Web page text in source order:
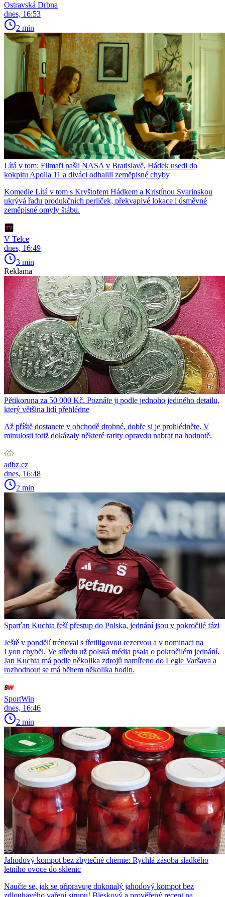
Ostravská Drbna
dnes, 16:53
2 min
Lítá v tom: Filmaři našli NASA v Bratislavě, Hádek usedl do
kokpitu Apolla 11 a diváci odhalili zeměpisné chyby
Komedie Lítá v tom s Kryštofem Hádkem a Kristínou Svarinskou
ukrývá řadu produkčních perliček, překvapivé lokace i úsměvné
zeměpisné omyly štábu.
V Telce
dnes, 16:49
3 min
Reklama
Pětikoruna za 50 000 Kč. Poznáte ji podle jednoho jediného detailu,
který většina lidí přehlédne
Až příště dostanete v obchodě drobné, dobře si je prohlédněte. V
minulosti totiž dokázaly některé rarity opravdu nabrat na hodnotě.
adbz.cz
dnes, 16:48
2 min
Sparťan Kuchta řeší přestup do Polska, jednání jsou v pokročilé fázi
Ještě v pondělí trénoval s třetiligovou rezervou a v nominaci na
Lyon chyběl. Ve středu už polská média psala o pokročilém jednání.
Jan Kuchta má podle několika zdrojů namířeno do Legie Varšava a
rozhodnout se má během několika hodin.
SportWin
dnes, 16:46
2 min
Jahodový kompot bez zbytečné chemie: Rychlá zásoba sladkého
letního ovoce do sklenic
Naučte se, jak se připravuje dokonalý jahodový kompot bez
zdlouhavého vaření sirupu! Bleskový a prověřený recept na